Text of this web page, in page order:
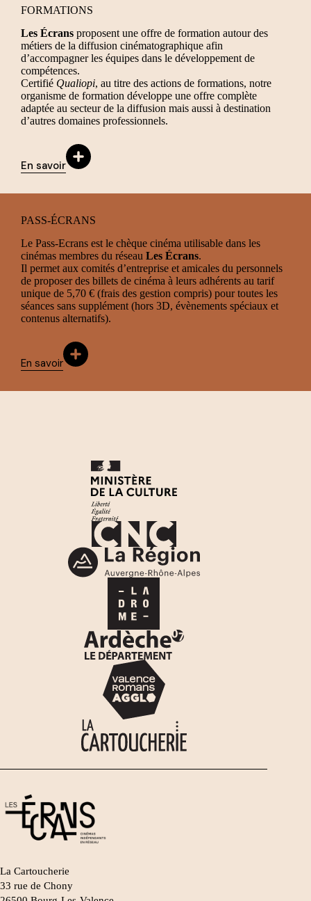
FORMATIONS
Les Écrans proposent une offre de formation autour des
métiers de la diffusion cinématographique afin
d’accompagner les équipes dans le développement de
compétences.
Certifié Qualiopi, au titre des actions de formations, notre
organisme de formation développe une offre complète
adaptée au secteur de la diffusion mais aussi à destination
d’autres domaines professionnels.
En savoir
PASS-ÉCRANS
Le Pass-Ecrans est le chèque cinéma utilisable dans les
cinémas membres du réseau Les Écrans.
Il permet aux comités d’entreprise et amicales du personnels
de proposer des billets de cinéma à leurs adhérents au tarif
unique de 5,70 € (frais des gestion compris) pour toutes les
séances sans supplément (hors 3D, évènements spéciaux et
contenus alternatifs).
En savoir
La Cartoucherie
33 rue de Chony